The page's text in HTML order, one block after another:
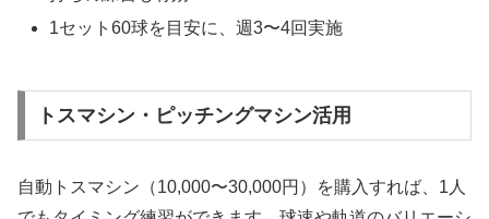
1セット60球を目安に、週3〜4回実施
トスマシン・ピッチングマシン活用
自動トスマシン（10,000〜30,000円）を購入すれば、1人